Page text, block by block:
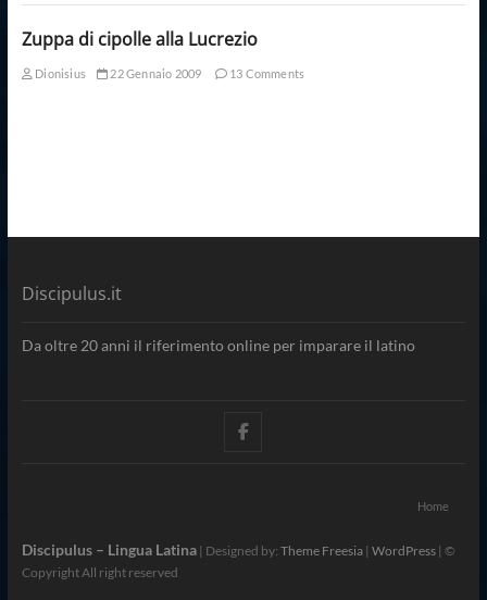
Zuppa di cipolle alla Lucrezio
Dionisius 22 Gennaio 2009 13 Comments
Discipulus.it
Da oltre 20 anni il riferimento online per imparare il latino
facebook
Home
Discipulus – Lingua Latina| Designed by: Theme Freesia| WordPress| ©
Copyright All right reserved